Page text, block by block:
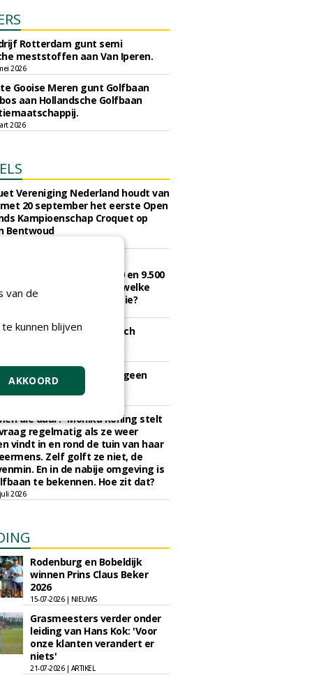
Rotterdam gunt semi
meststoffen aan Van Iperen.
2026
Gooise Meren gunt Golfbaan
aan Hollandsche Golfbaan
2026
Vereniging Nederland houdt van
20 september het eerste Open
Kampioenschap Croquet op
Bentwoud
in 2026 tussen de 321,50 en 9.500
betaal je het minst en welke
de hoogste contributie?
gaan golf en ecologisch
op de golfbaan zijn geen
meer
die daar?' Monika Koning stelt
regelmatig als ze weer
vindt in en rond de tuin van haar
Zelf golft ze niet, de
En in de nabije omgeving is
te bekennen. Hoe zit dat?
2026
Rodenburg en Bobeldijk
winnen Prins Claus Beker
2026
15-07-2026 | NIEUWS
Grasmeesters verder onder
leiding van Hans Kok: 'Voor
onze klanten verandert er
niets'
21-07-2026 | ARTIKEL
van de
kunnen blijven
AKKOORD